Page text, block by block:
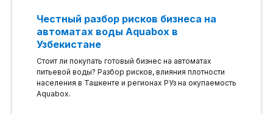
Честный разбор рисков бизнеса на
автоматах воды Aquabox в
Узбекистане
Стоит ли покупать готовый бизнес на автоматах
питьевой воды? Разбор рисков, влияния плотности
населения в Ташкенте и регионах РУз на окупаемость
Aquabox.